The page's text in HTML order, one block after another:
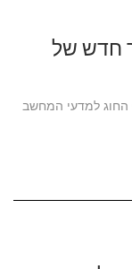
חדש של
החוג למדעי המחשב